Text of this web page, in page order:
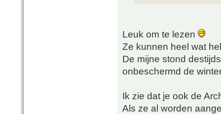
Leuk om te lezen
Ze kunnen heel wat
De mijne stond
onbeschermd de
Ik zie dat je ook de
Als ze al worden